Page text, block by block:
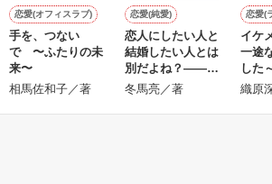
※表紙も作中使用の画像も全てフリー素材
※執筆期間2026.6.3〜7.20完結です。
※他サイトさんにて恋愛トレンド1位でし
で頂けると嬉しいです。
恋愛(オフィスラブ)
手を、つない
で 〜ふたりの未
来〜
相馬佐和子／著
恋愛(純愛)
恋人にしたい人と
結婚したい人とは
別だよね？―――
激しく同意するの
冬馬亮／著
恋愛(
イケ
一途
した
ヘビ
織原